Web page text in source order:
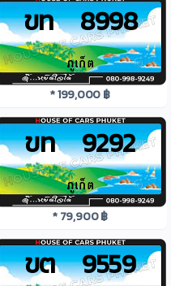
ขท 8998
* 199,000 ฿
ขท 9292
* 79,900 ฿
ขต 9559